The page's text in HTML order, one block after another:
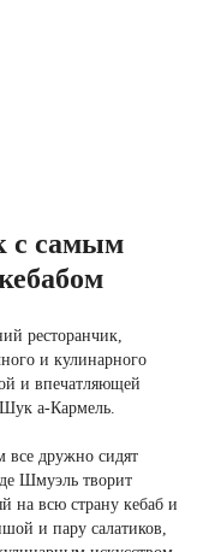
с самым
ресторанчик,
и кулинарного
и впечатляющей
а-Кармель.
все дружно сидят
Шмуэль творит
на всю страну кебаб и
и пару салатиков,